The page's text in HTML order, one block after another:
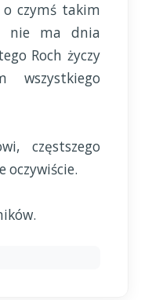
o czymś takim
nie ma dnia
Roch życzy
wszystkiego
częstszego
oczywiście.